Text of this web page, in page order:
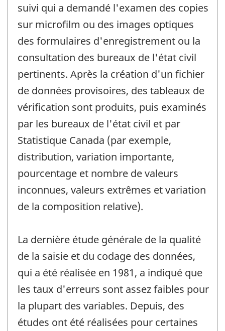
suivi qui a demandé l'examen des copies
sur microfilm ou des images optiques
des formulaires d'enregistrement ou la
consultation des bureaux de l'état civil
pertinents. Après la création d'un fichier
de données provisoires, des tableaux de
vérification sont produits, puis examinés
par les bureaux de l'état civil et par
Statistique Canada (par exemple,
distribution, variation importante,
pourcentage et nombre de valeurs
inconnues, valeurs extrêmes et variation
de la composition relative).
La dernière étude générale de la qualité
de la saisie et du codage des données,
qui a été réalisée en 1981, a indiqué que
les taux d'erreurs sont assez faibles pour
la plupart des variables. Depuis, des
études ont été réalisées pour certaines